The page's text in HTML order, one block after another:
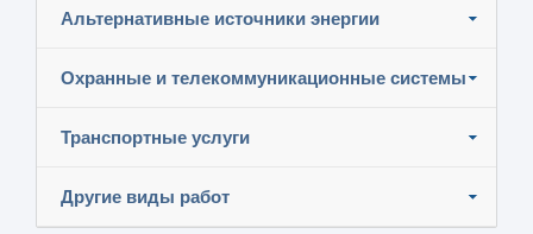
Альтернативные источники энергии
Охранные и телекоммуникационные системы
Транспортные услуги
Другие виды работ